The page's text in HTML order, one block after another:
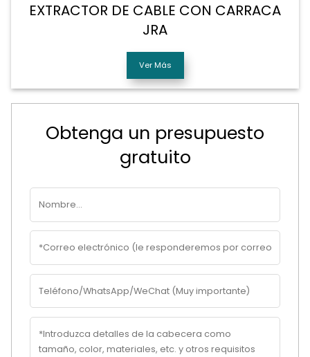
EXTRACTOR DE CABLE CON CARRACA
JRA
Ver Más
Obtenga un presupuesto
gratuito